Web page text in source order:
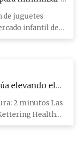
infantiles
de juguetes
infantil de
elevando el
2 minutos Las
Health